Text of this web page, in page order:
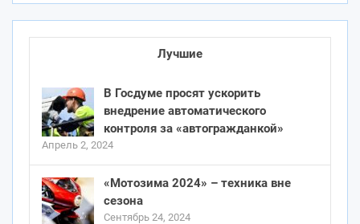
Лучшие
В Госдуме просят ускорить
внедрение автоматического
контроля за «автогражданкой»
Апрель 2, 2024
«Мотозима 2024» – техника вне
сезона
Сентябрь 24, 2024